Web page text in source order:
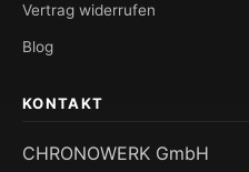
Vertrag widerrufen
Blog
KONTAKT
CHRONOWERK GmbH